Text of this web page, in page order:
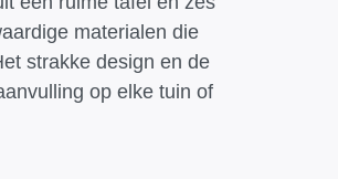
materialen die
strakke design en de
op elke tuin of